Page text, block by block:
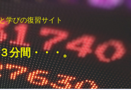
学びの復習サイト
分間・・・。